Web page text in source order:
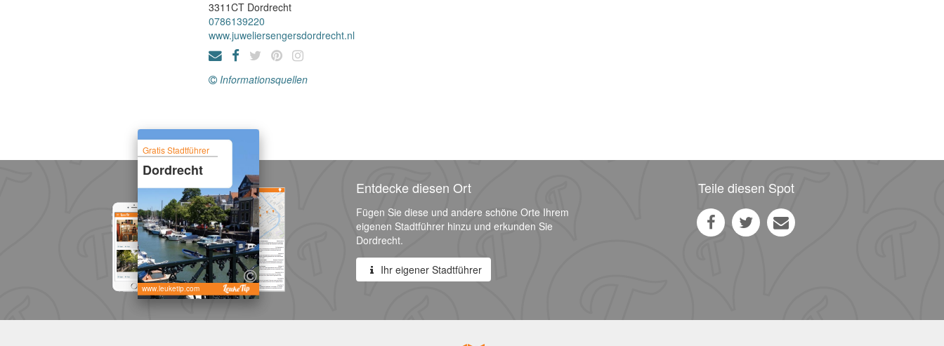
3311CT Dordrecht
0786139220
www.juweliersengersdordrecht.nl
Informationsquellen
Gratis Stadtführer
Dordrecht
www.leuketip.com
Entdecke diesen Ort
Fügen Sie diese und andere schöne Orte Ihrem
eigenen Stadtführer hinzu und erkunden Sie
Dordrecht.
Ihr eigener Stadtführer
Teile diesen Spot